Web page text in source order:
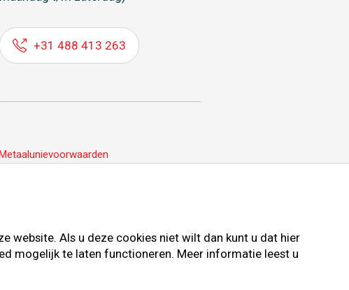
+31 488 413 263
website. Als u deze cookies niet wilt dan kunt u dat hier
mogelijk te laten functioneren. Meer informatie leest u